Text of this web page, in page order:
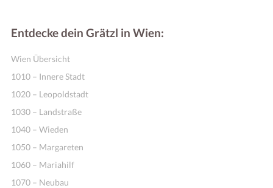
Entdecke dein Grätzl in Wien:
Wien Übersicht
1010 – Innere Stadt
1020 – Leopoldstadt
1030 – Landstraße
1040 – Wieden
1050 – Margareten
1060 – Mariahilf
1070 – Neubau